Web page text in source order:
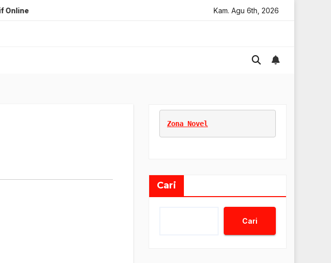
Strategi Branding Kreatif Digital Online Tips Marketing Untuk Umkm
Kam. Agu 6th, 2026
Zona Novel
Cari
Cari